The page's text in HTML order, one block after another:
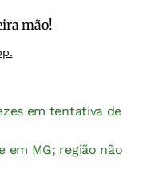
mão!
em tentativa de
em MG; região não